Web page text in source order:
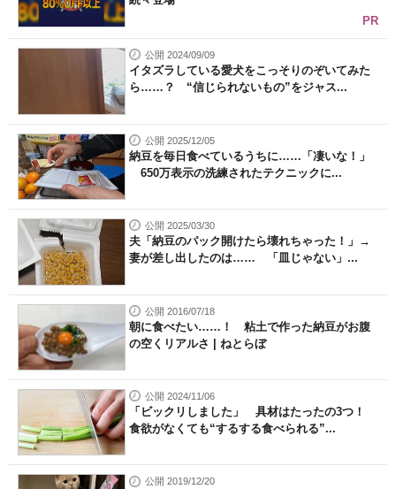
PR
公開 2024/09/09
イタズラしている愛犬をこっそりのぞいてみた
ら……？ “信じられないもの”をジャス...
公開 2025/12/05
納豆を毎日食べているうちに……「凄いな！」
650万表示の洗練されたテクニックに...
公開 2025/03/30
夫「納豆のパック開けたら壊れちゃった！」→
妻が差し出したのは…… 「皿じゃない」...
公開 2016/07/18
朝に食べたい……！ 粘土で作った納豆がお腹
の空くリアルさ | ねとらぼ
公開 2024/11/06
「ビックリしました」 具材はたったの3つ！
食欲がなくても“するする食べられる”...
公開 2019/12/20